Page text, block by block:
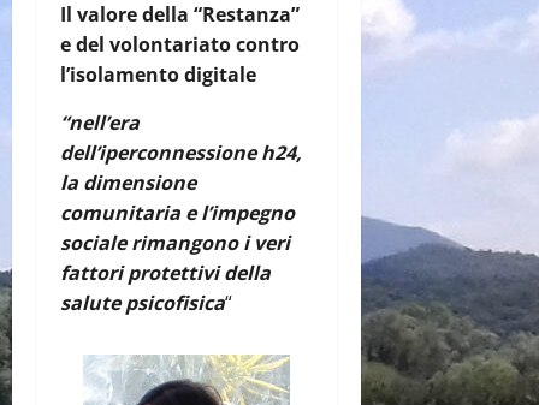
Il valore della “Restanza”
e del volontariato contro
l’isolamento digitale
“nell’era
dell’iperconnessione h24,
la dimensione
comunitaria e l’impegno
sociale rimangono i veri
fattori protettivi della
salute psicofisica“